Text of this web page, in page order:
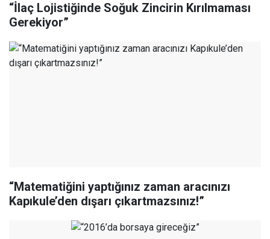
“İlaç Lojistiğinde Soğuk Zincirin Kırılmaması
Gerekiyor”
“Matematiğini yaptığınız zaman aracınızı
Kapıkule’den dışarı çıkartmazsınız!”